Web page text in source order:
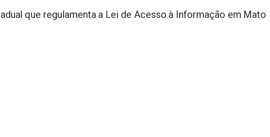
que regulamenta a Lei de Acesso à Informação em Mato